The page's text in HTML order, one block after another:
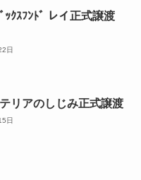
ｯｸｽﾌﾝﾄﾞ レイ正式譲渡
日
リアのしじみ正式譲渡
日